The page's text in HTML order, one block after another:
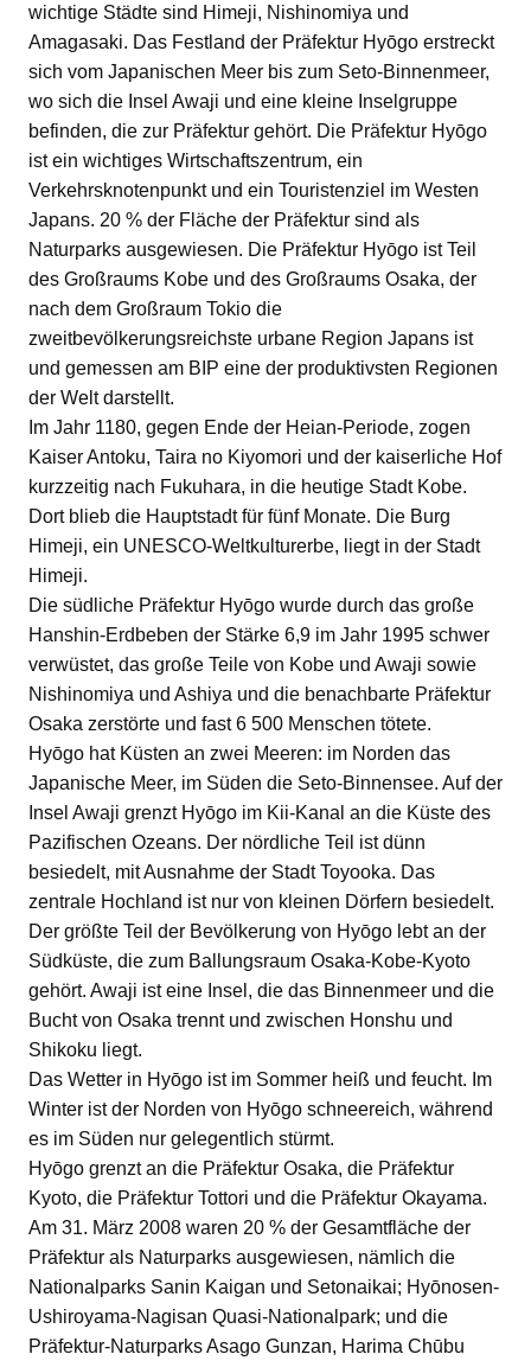
wichtige Städte sind Himeji, Nishinomiya und
Amagasaki. Das Festland der Präfektur Hyōgo erstreckt
sich vom Japanischen Meer bis zum Seto-Binnenmeer,
wo sich die Insel Awaji und eine kleine Inselgruppe
befinden, die zur Präfektur gehört. Die Präfektur Hyōgo
ist ein wichtiges Wirtschaftszentrum, ein
Verkehrsknotenpunkt und ein Touristenziel im Westen
Japans. 20 % der Fläche der Präfektur sind als
Naturparks ausgewiesen. Die Präfektur Hyōgo ist Teil
des Großraums Kobe und des Großraums Osaka, der
nach dem Großraum Tokio die
zweitbevölkerungsreichste urbane Region Japans ist
und gemessen am BIP eine der produktivsten Regionen
der Welt darstellt.
Im Jahr 1180, gegen Ende der Heian-Periode, zogen
Kaiser Antoku, Taira no Kiyomori und der kaiserliche Hof
kurzzeitig nach Fukuhara, in die heutige Stadt Kobe.
Dort blieb die Hauptstadt für fünf Monate. Die Burg
Himeji, ein UNESCO-Weltkulturerbe, liegt in der Stadt
Himeji.
Die südliche Präfektur Hyōgo wurde durch das große
Hanshin-Erdbeben der Stärke 6,9 im Jahr 1995 schwer
verwüstet, das große Teile von Kobe und Awaji sowie
Nishinomiya und Ashiya und die benachbarte Präfektur
Osaka zerstörte und fast 6 500 Menschen tötete.
Hyōgo hat Küsten an zwei Meeren: im Norden das
Japanische Meer, im Süden die Seto-Binnensee. Auf der
Insel Awaji grenzt Hyōgo im Kii-Kanal an die Küste des
Pazifischen Ozeans. Der nördliche Teil ist dünn
besiedelt, mit Ausnahme der Stadt Toyooka. Das
zentrale Hochland ist nur von kleinen Dörfern besiedelt.
Der größte Teil der Bevölkerung von Hyōgo lebt an der
Südküste, die zum Ballungsraum Osaka-Kobe-Kyoto
gehört. Awaji ist eine Insel, die das Binnenmeer und die
Bucht von Osaka trennt und zwischen Honshu und
Shikoku liegt.
Das Wetter in Hyōgo ist im Sommer heiß und feucht. Im
Winter ist der Norden von Hyōgo schneereich, während
es im Süden nur gelegentlich stürmt.
Hyōgo grenzt an die Präfektur Osaka, die Präfektur
Kyoto, die Präfektur Tottori und die Präfektur Okayama.
Am 31. März 2008 waren 20 % der Gesamtfläche der
Präfektur als Naturparks ausgewiesen, nämlich die
Nationalparks Sanin Kaigan und Setonaikai; Hyōnosen-
Ushiroyama-Nagisan Quasi-Nationalpark; und die
Präfektur-Naturparks Asago Gunzan, Harima Chūbu